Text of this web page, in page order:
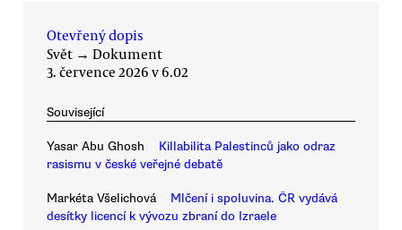
Otevřený dopis
Svět → Dokument
3. července 2026 v 6.02
Související
Yasar Abu Ghosh
Killabilita Palestinců jako odraz
rasismu v české veřejné debatě
Markéta Všelichová
Mlčení i spoluvina. ČR vydává
desítky licencí k vývozu zbraní do Izraele